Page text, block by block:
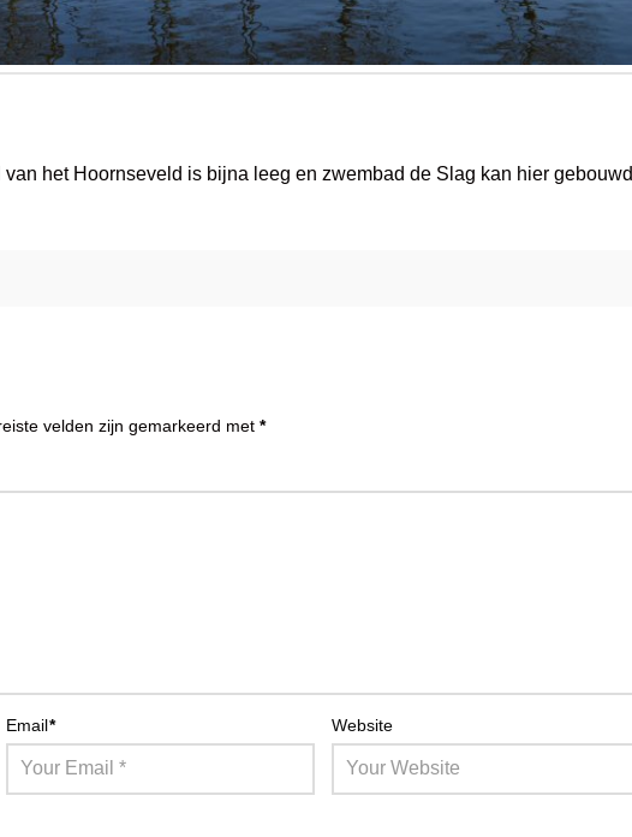
het Hoornseveld is bijna leeg en zwembad de Slag kan hier gebouwd
velden zijn gemarkeerd met *
Email* Website